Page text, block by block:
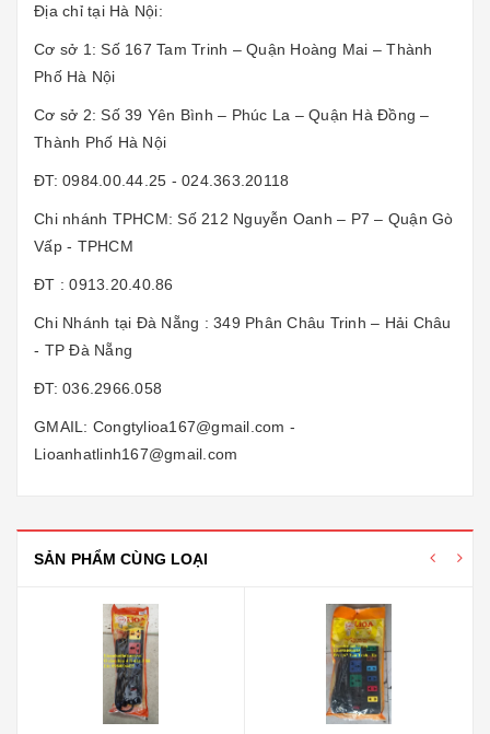
Địa chỉ tại Hà Nội:
Cơ sở 1: Số 167 Tam Trinh – Quận Hoàng Mai – Thành
Phố Hà Nội
Cơ sở 2: Số 39 Yên Bình – Phúc La – Quận Hà Đồng –
Thành Phố Hà Nội
ĐT: 0984.00.44.25 - 024.363.20118
Chi nhánh TPHCM: Số 212 Nguyễn Oanh – P7 – Quận Gò
Vấp - TPHCM
ĐT : 0913.20.40.86
Chi Nhánh tại Đà Nẵng : 349 Phân Châu Trinh – Hải Châu
- TP Đà Nẵng
ĐT: 036.2966.058
GMAIL: Congtylioa167@gmail.com -
Lioanhatlinh167@gmail.com
SẢN PHẨM CÙNG LOẠI